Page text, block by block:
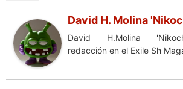
David H. Molina
David H.Molina
redacción en el Exile Sh